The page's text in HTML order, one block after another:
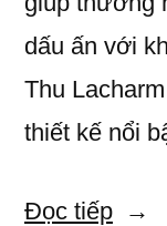
dấu ấn với
Thu
thiết kế nổi
Đọc tiếp“Hộp